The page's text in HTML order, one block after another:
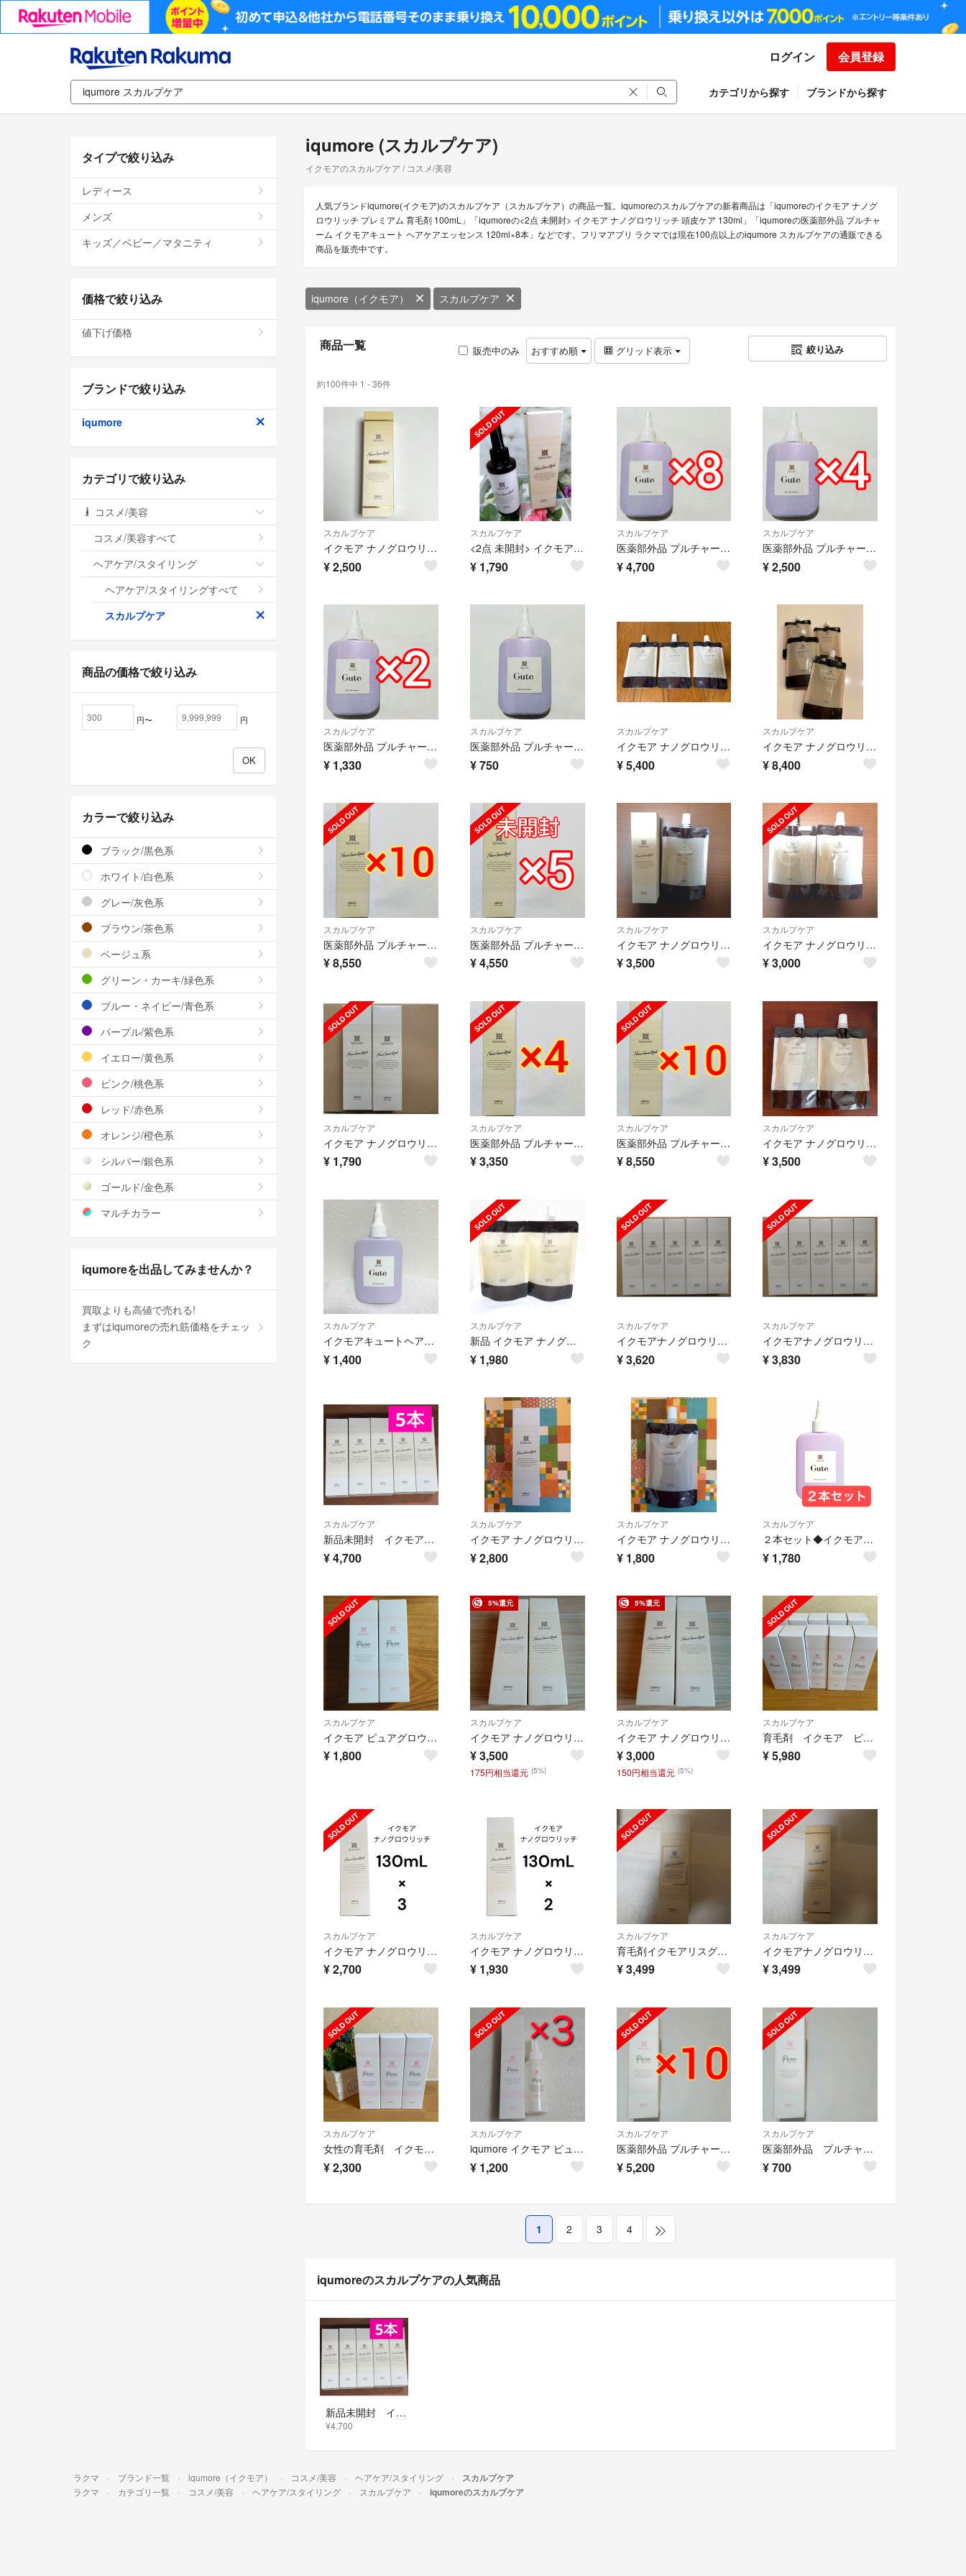
ログイン 会員登録
カテゴリから探す ブランドから探す
iqumore (スカルプケア)
イクモアのスカルプケア / コスメ/美容
人気ブランドiqumore(イクモア)のスカルプケア（スカルプケア）の商品一覧。iqumoreのスカルプケアの新着商品は「iqumoreのイクモア ナノグ
ロウリッチ プレミアム 育毛剤 100mL」「iqumoreの<2点 未開封> イクモア ナノグロウリッチ 頭皮ケア 130ml」「iqumoreの医薬部外品 プルチャ
ーム イクモアキュート ヘアケアエッセンス 120ml×8本」などです。フリマアプリ ラクマでは現在100点以上のiqumore スカルプケアの通販できる
商品を販売中です。
iqumore（イクモア） スカルプケア
商品一覧 販売中のみ おすすめ順 グリッド表示 絞り込み
約100件中 1 - 36件
スカルプケア
イクモア ナノグロウリッチ プレミアム 育毛剤 100mL
¥2,500
スカルプケア
<2点 未開封> イクモア ナノグロウリッチ 頭皮ケア 130ml
¥ 1,790
スカルプケア
医薬部外品 プルチャーム イクモアキュート ヘアケアエッセンス 120ml×8本
¥4,700
スカルプケア
医薬部外品 プルチャーム イクモアキュート ヘアケアエッセンス 120ml×4本
¥2,500
スカルプケア
医薬部外品 プルチャーム イクモアキュート ヘアケアエッセンス 120ml×2本
¥ 1,330
スカルプケア
医薬部外品 プルチャーム イクモアキュート ヘアケアエッセンス 120ml
¥750
スカルプケア
イクモア ナノグロウリッチ 詰め替え用 130ml ３パックセット
¥5,400
スカルプケア
イクモア ナノグロウリッチ 詰め替え用 130ml4個セット
¥8,400
スカルプケア
医薬部外品 プルチャーム イクモアナノグロウリッチ 130ml×10本
¥8,550
スカルプケア
医薬部外品 プルチャーム イクモアナノグロウリッチ 130ml×5本
¥4,550
スカルプケア
イクモア ナノグロウリッチ 130ml 本体+詰め替えセット
¥3,500
スカルプケア
イクモア ナノグロウリッチ 詰め替え用 130ml 2個セット
¥3,000
スカルプケア
イクモア ナノグロウリッチ 130ml×2本 イクモアナノグロウリッチ
¥ 1,790
スカルプケア
医薬部外品 プルチャーム イクモアナノグロウリッチ 130ml×4本
¥3,350
スカルプケア
医薬部外品 プルチャーム イクモアナノグロウリッチ 130ml×10本
¥8,550
スカルプケア
イクモア ナノグロウリッチ 詰め替え用 130ml 2個セット
¥3,500
スカルプケア
イクモアキュートヘアケアエッセンス
¥ 1,400
スカルプケア
新品 イクモア ナノグロウリッチ 育毛剤 詰め替え用 130ml 2袋
¥ 1,980
スカルプケア
イクモアナノグロウリッチ 130ml×5本 育毛剤 イクモア ナノグロウリッチ
¥3,620
スカルプケア
イクモアナノグロウリッチ 130ml×5本 育毛剤 イクモア ナノグロウリッチ
¥3,830
スカルプケア
新品未開封 イクモアナノグロウリッチ130ml 5本セット
¥4,700
スカルプケア
イクモア ナノグロウリッチ 130ml
¥2,800
スカルプケア
イクモア ナノグロウリッチ 詰め替え用 130ml
¥ 1,800
スカルプケア
２本セット◆イクモアキュート ヘアケアエッセンス スカルプケア
¥ 1,780
スカルプケア
イクモア ピュアグロウリッチ 女性用育毛剤 育毛剤 130mL 約30日分
¥ 1,800
5%還元
スカルプケア
イクモア ナノグロウリッチ 育毛剤 2x130ml
¥3,500
175円相当還元 (5%)
5%還元
スカルプケア
イクモア ナノグロウリッチ 育毛剤 2x130ml
¥3,000
150円相当還元 (5%)
スカルプケア
育毛剤 イクモア ピュアグロウリッチ 130ml 14種類の無添加処方 10本
¥5,980
スカルプケア
イクモア ナノグロウリッチ 【医薬部外品】 育毛剤 130mL × 3
¥2,700
スカルプケア
イクモア ナノグロウリッチ 【医薬部外品】 育毛剤 130mL × 2
¥ 1,930
スカルプケア
育毛剤イクモアリスグロウリッチ130ml
¥3,499
スカルプケア
イクモアナノグロウリッチプレミアム100ml
¥3,499
スカルプケア
女性の育毛剤 イクモア ピュアグロウリッチ 130ml 3本セット
¥2,300
スカルプケア
iqumore イクモア ピュア グロウ リッチ 育毛剤 130ml × 3
¥ 1,200
スカルプケア
医薬部外品 プルチャーム イクモア ピュアグロウリッチ 育毛剤 130ml ×1
¥5,200
スカルプケア
医薬部外品 プルチャーム イクモア ピュアグロウリッチ 育毛剤 130ml
¥700
1 2 3 4
iqumoreのスカルプケアの人気商品
新品未開封 イクモアナノグロウリッチ130ml 5本セット
¥4,700
タイプで絞り込み
レディース
メンズ
キッズ／ベビー／マタニティ
価格で絞り込み
値下げ価格
ブランドで絞り込み
iqumore
カテゴリで絞り込み
コスメ/美容
コスメ/美容すべて
ヘアケア/スタイリング
ヘアケア/スタイリングすべて
スカルプケア
商品の価格で絞り込み
円〜 円
カラーで絞り込み
ブラック/黒色系
ホワイト/白色系
グレー/灰色系
ブラウン/茶色系
ベージュ系
グリーン・カーキ/緑色系
ブルー・ネイビー/青色系
パープル/紫色系
イエロー/黄色系
ピンク/桃色系
レッド/赤色系
オレンジ/橙色系
シルバー/銀色系
ゴールド/金色系
マルチカラー
iqumoreを出品してみませんか？
買取よりも高値で売れる!
まずはiqumoreの売れ筋価格をチェッ
ク
ラクマ ブランド一覧 iqumore（イクモア） コスメ/美容 ヘアケア/スタイリング スカルプケア
ラクマ カテゴリ一覧 コスメ/美容 ヘアケア/スタイリング スカルプケア iqumoreのスカルプケア